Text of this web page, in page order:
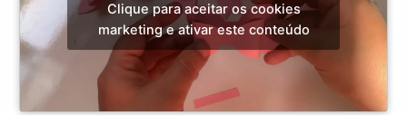
Clique para aceitar os cookies
marketing e ativar este conteúdo